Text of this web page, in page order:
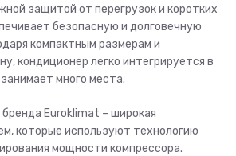
защитой от перегрузок и коротких
безопасную и долговечную
компактным размерам и
кондиционер легко интегрируется в
много места.
Euroklimat – широкая
которые используют технологию
мощности компрессора.